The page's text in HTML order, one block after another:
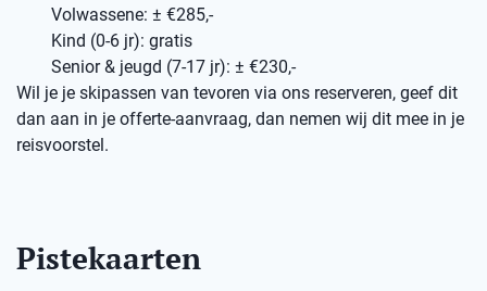
Volwassene: ± €285,-
Kind (0-6 jr): gratis
Senior & jeugd (7-17 jr): ± €230,-
Wil je je skipassen van tevoren via ons reserveren, geef dit
dan aan in je offerte-aanvraag, dan nemen wij dit mee in je
reisvoorstel.
Pistekaarten